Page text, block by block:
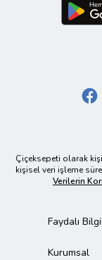
Çiçeksepeti olarak
kişisel veri işleme
Verilerin
Faydalı
Kurumsal